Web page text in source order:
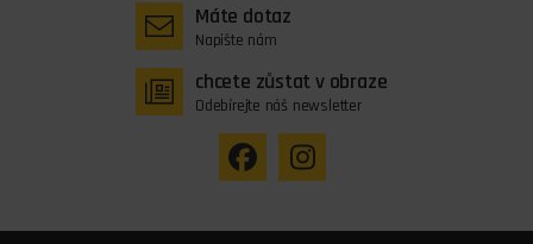
Máte dotaz
Napište nám
chcete zůstat v obraze
Odebírejte náš newsletter